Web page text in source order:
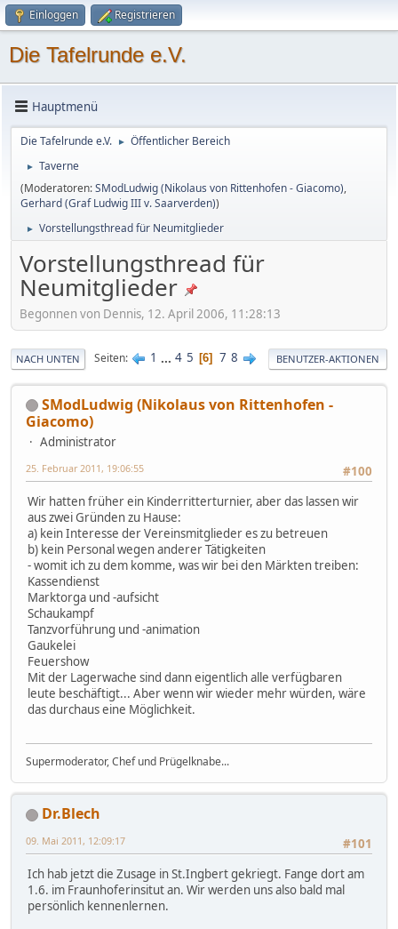
Einloggen Registrieren
Die Tafelrunde e.V.
Hauptmenü
Die Tafelrunde e.V. ► Öffentlicher Bereich
►
Taverne
(Moderatoren:SModLudwig (Nikolaus von Rittenhofen - Giacomo),
Gerhard (Graf Ludwig III v. Saarverden))
► Vorstellungsthread für Neumitglieder
Vorstellungsthread für
Neumitglieder
Begonnen von Dennis, 12. April 2006, 11:28:13
NACH UNTEN Seiten 1 ... 4 5 6 7 8 BENUTZER-AKTIONEN
SModLudwig (Nikolaus von Rittenhofen -
Giacomo)
Administrator
#100
25. Februar 2011, 19:06:55
Wir hatten früher ein Kinderritterturnier, aber das lassen wir
aus zwei Gründen zu Hause:
a) kein Interesse der Vereinsmitglieder es zu betreuen
b) kein Personal wegen anderer Tätigkeiten
- womit ich zu dem komme, was wir bei den Märkten treiben:
Kassendienst
Marktorga und -aufsicht
Schaukampf
Tanzvorführung und -animation
Gaukelei
Feuershow
Mit der Lagerwache sind dann eigentlich alle verfügbaren
leute beschäftigt... Aber wenn wir wieder mehr würden, wäre
das durchaus eine Möglichkeit.
Supermoderator, Chef und Prügelknabe...
Dr.Blech
#101
09. Mai 2011, 12:09:17
Ich hab jetzt die Zusage in St.Ingbert gekriegt. Fange dort am
1.6. im Fraunhoferinsitut an. Wir werden uns also bald mal
persönlich kennenlernen.